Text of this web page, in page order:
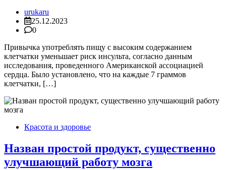
urukaru
25.12.2023
0
Привычка употреблять пищу с высоким содержанием
клетчатки уменьшает риск инсульта, согласно данным
исследования, проведенного Американской ассоциацией
сердца. Было установлено, что на каждые 7 граммов
клетчатки, […]
Красота и здоровье
Назван простой продукт, существенно
улучшающий работу мозга